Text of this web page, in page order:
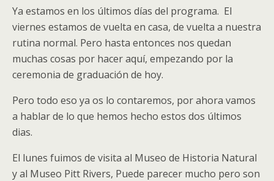
Ya estamos en los últimos días del programa. El
viernes estamos de vuelta en casa, de vuelta a nuestra
rutina normal. Pero hasta entonces nos quedan
muchas cosas por hacer aquí, empezando por la
ceremonia de graduación de hoy.
Pero todo eso ya os lo contaremos, por ahora vamos
a hablar de lo que hemos hecho estos dos últimos
dias.
El lunes fuimos de visita al Museo de Historia Natural
y al Museo Pitt Rivers, Puede parecer mucho pero son